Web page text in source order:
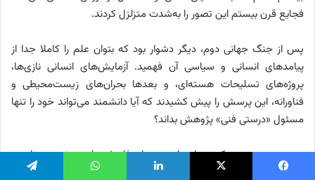
فجایع قرن بیستم این تصور را به‌شدت متزلزل کردند.
پس از جنگ جهانی دوم، دیگر دشوار بود که بتوان علم را کاملا جدا از
پیامدهای انسانی و سیاسی آن فهمید. آزمایش‌های انسانی نازی‌ها،
پروژه‌های تسلیحات هسته‌ای، و بعدها بحران‌های زیست‌محیطی و
فناورانه، این پرسش را پیش کشیدند که آیا دانشمند می‌تواند خود را تنها
مسئول «درستی فنی» پژوهش بداند؟
در همین بستر بود که بسیاری از بحث‌های فلسفه علم، به‌تدریج، پیامدی
عملی پیدا کردند.